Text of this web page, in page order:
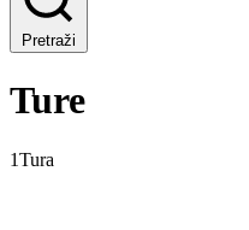
Pretraži
Ture
1Tura